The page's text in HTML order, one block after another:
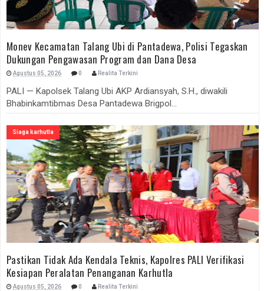
Monev Kecamatan Talang Ubi di Pantadewa, Polisi Tegaskan
Dukungan Pengawasan Program dan Dana Desa
Agustus 05, 2026 0 Realita Terkini
PALI — Kapolsek Talang Ubi AKP Ardiansyah, S.H., diwakili
Bhabinkamtibmas Desa Pantadewa Brigpol...
Siaga karhutla
Pastikan Tidak Ada Kendala Teknis, Kapolres PALI Verifikasi
Kesiapan Peralatan Penanganan Karhutla
Agustus 05, 2026 0 Realita Terkini